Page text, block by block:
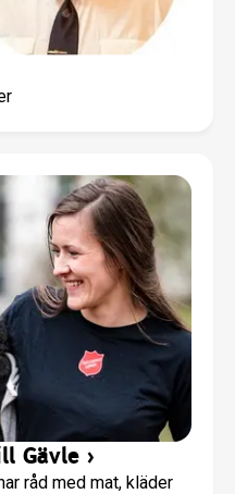
Gävle ›
råd med mat, kläder